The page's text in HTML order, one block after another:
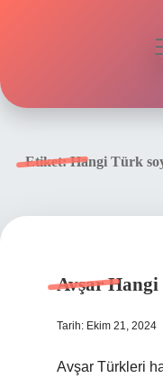
Etiket:Hangi Türk
Avşar Hangi
Tarih: Ekim 21, 2024
Avşar Türkleri